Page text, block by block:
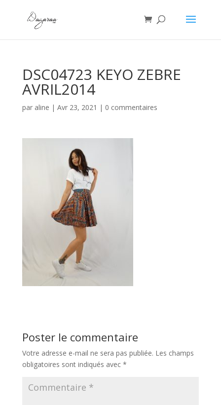
DSC04723 KEYO ZEBRE
AVRIL2014
par aline | Avr 23, 2021 | 0 commentaires
Poster le commentaire
Votre adresse e-mail ne sera pas publiée. Les champs
obligatoires sont indiqués avec *